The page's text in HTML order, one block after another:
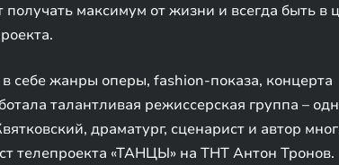
максимум от жизни и всегда быть в
себе жанры оперы, fashion-показа, концерта
талантливая режиссерская группа –
драматург, сценарист и автор
телепроекта «ТАНЦЫ» на ТНТ Антон Тронов.